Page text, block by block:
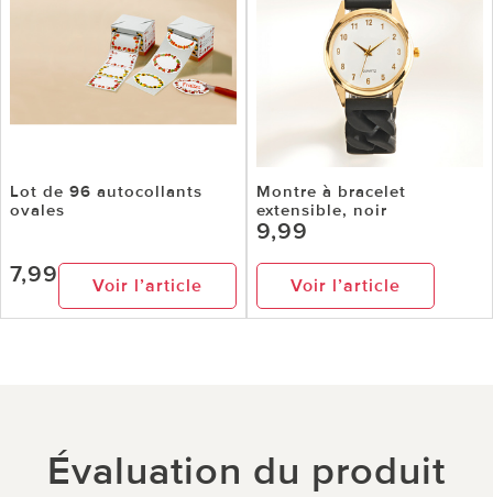
Lot de 96 autocollants
ovales
7,99 Voir l’article
Montre à bracelet
extensible, noir
9,99
Voir l’article
Évaluation du produit